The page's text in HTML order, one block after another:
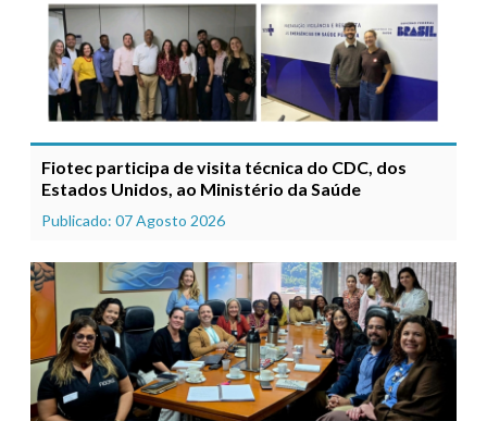
Fiotec participa de visita técnica do CDC, dos
Estados Unidos, ao Ministério da Saúde
Publicado: 07 Agosto 2026